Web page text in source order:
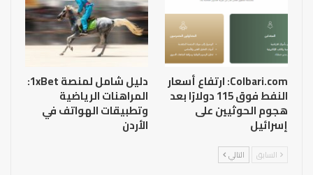
Colbari.com: ارتفاع أسعار
النفط فوق 115 دولارًا بعد
هجوم الحوثيين على
إسرائيل
دليل شامل لمنصة 1xBet:
المراهنات الرياضية
وتطبيقات الهواتف في
الأردن
السابق التالي